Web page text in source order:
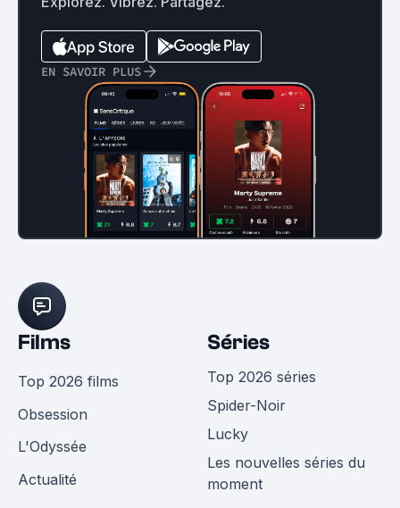
EN SAVOIR PLUS
Films
Top 2026 films
Obsession
L'Odyssée
Actualité
Séries
Top 2026 séries
Spider-Noir
Lucky
Les nouvelles séries du
moment